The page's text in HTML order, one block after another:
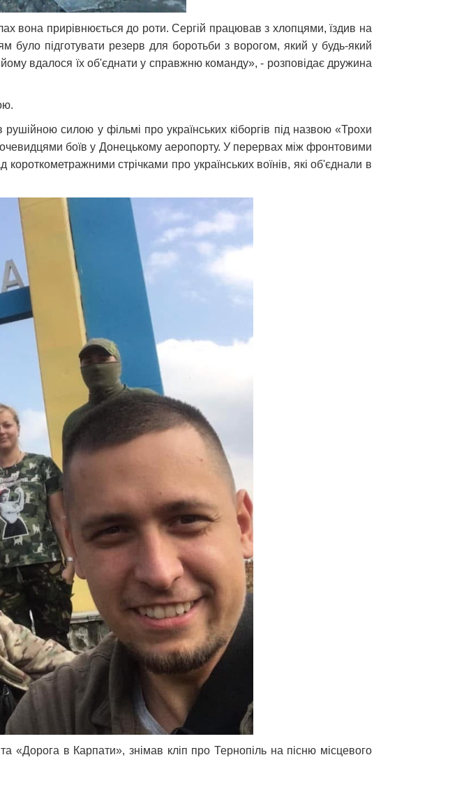
вона прирівнюється до роти. Сергій працював з хлопцями, їздив на
підготувати резерв для боротьби з ворогом, який у будь-який
вдалося їх об'єднати у справжню команду», - розповідає дружина
силою у фільмі про українських кіборгів під назвою «Трохи
боїв у Донецькому аеропорту. У перервах між фронтовими
стрічками про українських воїнів, які об'єднали в
в Карпати», знімав кліп про Тернопіль на пісню місцевого